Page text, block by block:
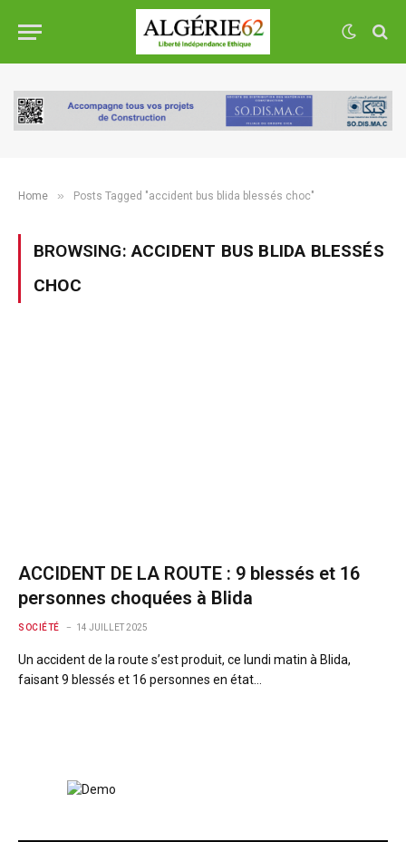
Home » Posts Tagged "accident bus blida blessés choc"
BROWSING:ACCIDENT BUS BLIDA BLESSÉS
CHOC
ACCIDENT DE LA ROUTE : 9 blessés et 16
personnes choquées à Blida
SOCIÉTÉ 14 JUILLET 2025
Un accident de la route s’est produit, ce lundi matin à Blida,
faisant 9 blessés et 16 personnes en état…